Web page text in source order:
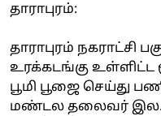
தாராபுரம்:
தாராபுரம் நகராட்சி
உரக்கடங்கு உள்ளிட்ட
பூமி பூஜை செய்து
மண்டல தலைவர்